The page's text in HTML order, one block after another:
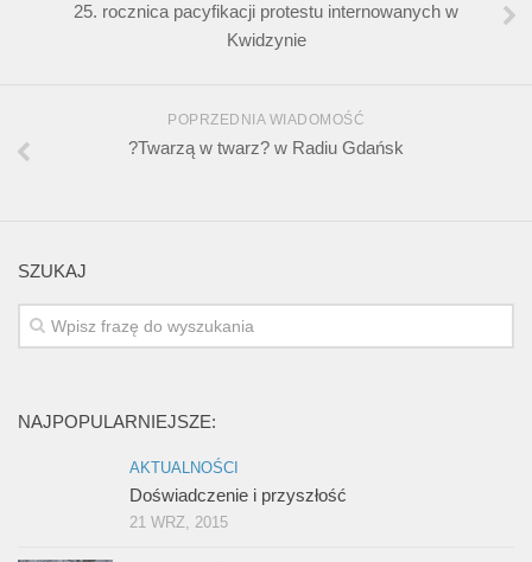
25. rocznica pacyfikacji protestu internowanych w
Kwidzynie
POPRZEDNIA WIADOMOŚĆ
?Twarzą w twarz? w Radiu Gdańsk
SZUKAJ
NAJPOPULARNIEJSZE:
AKTUALNOŚCI
Doświadczenie i przyszłość
21 WRZ, 2015